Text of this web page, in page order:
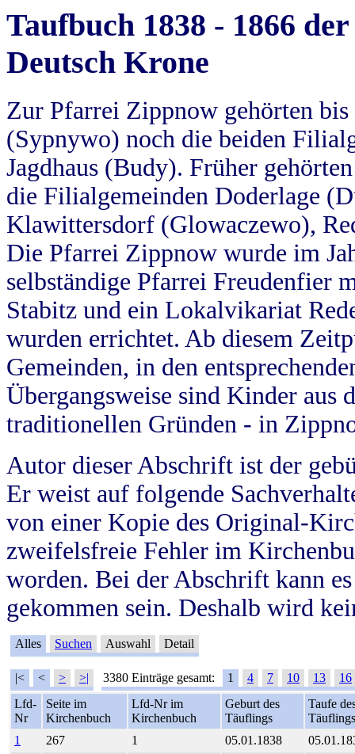
Taufbuch 1838 - 1866
Deutsch Krone
Zur Pfarrei Zippnow gehörten
(Sypnywo) noch die beiden
Jagdhaus (Budy). Früher
die Filialgemeinden Doderlage
Klawittersdorf (Glowaczewo),
Die Pfarrei Zippnow wurde im
selbständige Pfarrei Freudenfier
Stabitz und ein Lokalvikariat
wurden errichtet. Ab diesem
Gemeinden, in den
Übergangsweise sind Kinder aus
traditionellen Gründen - in
Autor dieser Abschrift ist der
Er weist auf folgende
von einer Kopie des Original-
zweifelsfreie Fehler im
worden. Bei der Abschrift kann
gekommen sein. Deshalb wird
Alles Suchen Auswahl Detail
|< < > >| 3380 Einträge gesamt: 1 4 7 10 13
16
Lfd-
Nr
Seite im
Kirchenbuch
Lfd-Nr im
Kirchenbuch
Geburt des
Täuflings
Taufe
Täuflings
1
267 1 05.01.1838